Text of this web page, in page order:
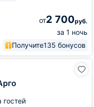
от2 700руб.
за 1 ночь
Получите135 бонусов
гостей